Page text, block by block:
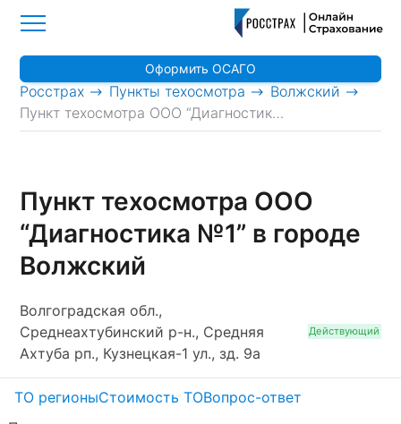
Росстрах > Пункты техосмотра > Волжский
>
Пункт техосмотра ООО “Диагностика №1”
Оформить ОСАГО
Пункт техосмотра ООО
“Диагностика №1” в городе
Волжский
Волгоградская обл.,
Среднеахтубинский р-н., Средняя
Ахтуба рп., Кузнецкая-1 ул., зд. 9а
Действующий
ТО регионыСтоимость ТОВопрос-ответ